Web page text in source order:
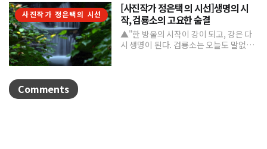
사진작가 정은택의 시선
[사진작가 정은택 의 시선]생명의 시
작, 검룡소의 고요한 숨결
▲"한 방울의 시작이 강이 되고, 강은 다
시 생명이 된다. 검룡소는 오늘도 말없이
Comments